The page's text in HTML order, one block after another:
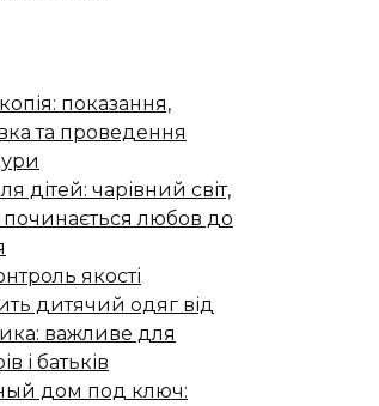
показання,
та проведення
дітей: чарівний світ,
починається любов до
якості
дитячий одяг від
важливе для
і батьків
дом под ключ: